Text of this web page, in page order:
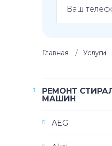
Главная Услуги
РЕМОНТ
МАШИН
AEG